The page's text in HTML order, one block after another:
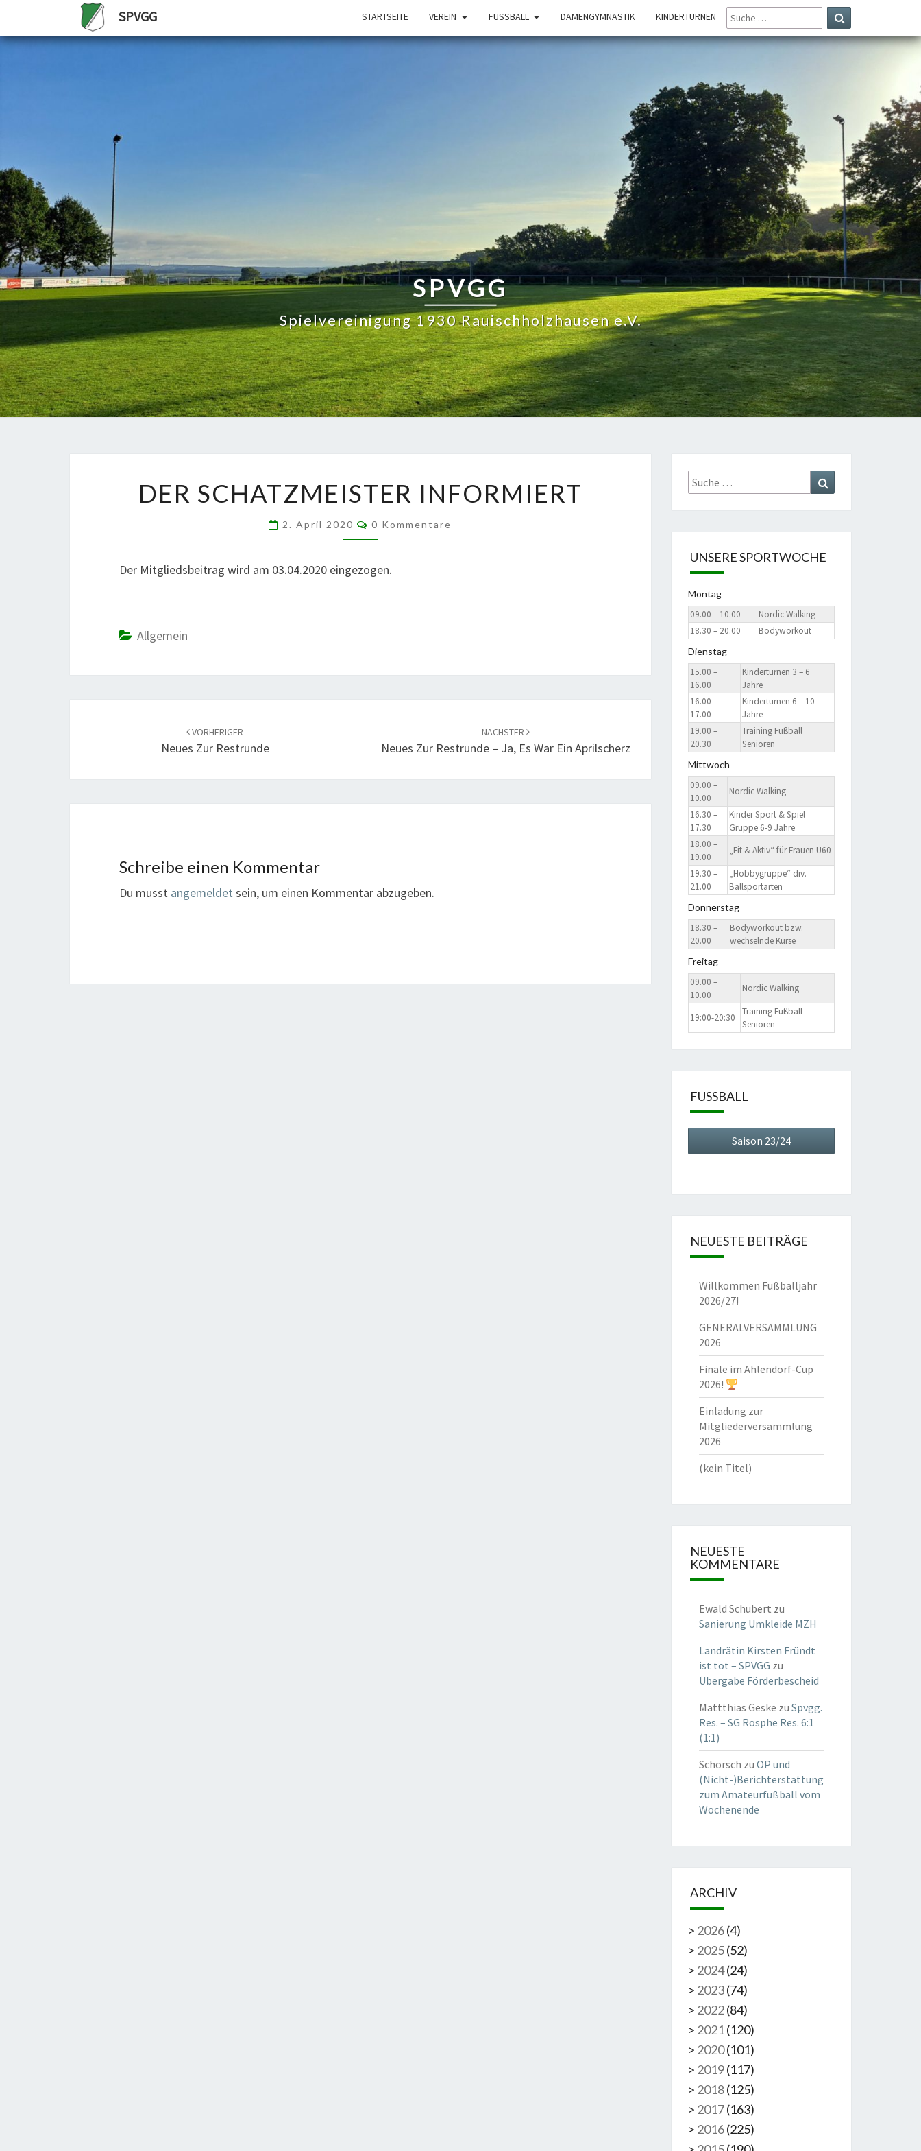
SPVGG STARTSEITE VEREIN FUSSBALL DAMENGYMNASTIK KINDERTURNEN
SUCHE
NACH:
Suchen
SPVGG
Spielvereinigung 1930 Rauischholzhausen e.V.
SCHATZMEISTER
DER SCHATZMEISTER INFORMIERT
2. April 2020 Kommentare
0 Kommentare
Der Mitgliedsbeitrag wird am 03.04.2020 eingezogen.
Allgemein
VORHERIGER
Neues Zur Restrunde
NÄCHSTER
Neues Zur Restrunde – Ja, Es War Ein Aprilscherz
Schreibe einen Kommentar
Du musst angemeldet sein, um einen Kommentar abzugeben.
Suche
nach:
UNSERE SPORTWOCHE
Montag
09.00 – 10.00
Nordic Walking
18.30 – 20.00
Bodyworkout
Dienstag
15.00 –
16.00
Kinderturnen 3 – 6
Jahre
16.00 –
17.00
Kinderturnen 6 – 10
Jahre
19.00 –
20.30
Training Fußball
Senioren
Mittwoch
09.00 –
10.00
Nordic Walking
16.30 –
17.30
Kinder Sport & Spiel
Gruppe 6-9 Jahre
18.00 –
19.00
„Fit & Aktiv“ für Frauen Ü60
19.30 –
21.00
„Hobbygruppe“ div.
Ballsportarten
Donnerstag
18.30 –
20.00
Bodyworkout bzw.
wechselnde Kurse
Freitag
09.00 –
10.00
Nordic Walking
19:00-20:30
Training Fußball
Senioren
FUSSBALL
Saison 23/24
NEUESTE BEITRÄGE
Willkommen Fußballjahr
2026/27!
GENERALVERSAMMLUNG
2026
Finale im Ahlendorf-Cup
2026!
Einladung zur
Mitgliederversammlung
2026
(kein Titel)
NEUESTE
KOMMENTARE
Ewald Schubert zu
Sanierung Umkleide MZH
Landrätin Kirsten Fründt
ist tot – SPVGG zu
Übergabe Förderbescheid
Mattthias Geske zu Spvgg.
Res. – SG Rosphe Res. 6:1
(1:1)
Schorsch zu OP und
(Nicht-)Berichterstattung
zum Amateurfußball vom
Wochenende
ARCHIV
> 2026 (4)
> 2025 (52)
> 2024 (24)
> 2023 (74)
> 2022 (84)
> 2021 (120)
> 2020 (101)
> 2019 (117)
> 2018 (125)
> 2017 (163)
> 2016 (225)